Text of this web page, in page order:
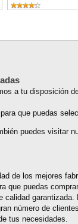
a tu disposición
que puedas
puedes visitar
de los mejores
que puedas
número de
tus necesidades.